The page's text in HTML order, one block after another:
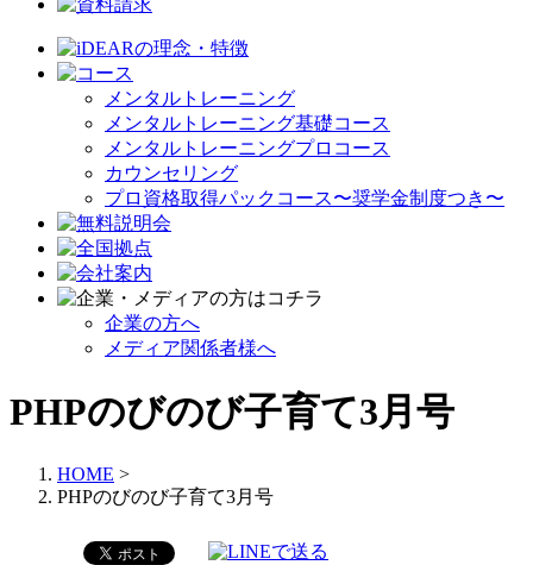
メンタルトレーニング
メンタルトレーニング基礎コース
メンタルトレーニングプロコース
カウンセリング
プロ資格取得パックコース〜奨学金制度つき〜
企業の方へ
メディア関係者様へ
PHPのびのび子育て3月号
HOME >
PHPのびのび子育て3月号